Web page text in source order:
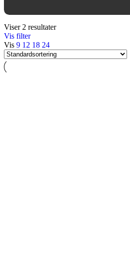
Viser 2 resultater
Vis filter
Vis 9 12 18 24